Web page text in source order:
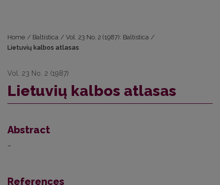
Home / Baltistica / Vol. 23 No. 2 (1987): Baltistica /
Lietuvių kalbos atlasas
Vol. 23 No. 2 (1987)
Lietuvių kalbos atlasas
Abstract
–
References